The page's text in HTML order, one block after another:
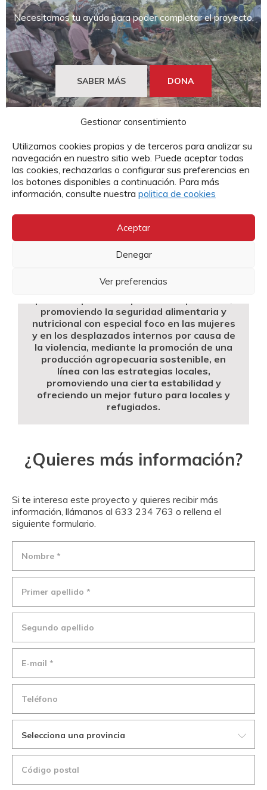
Gestionar consentimiento
Utilizamos cookies propias y de terceros para analizar su
navegación en nuestro sitio web. Puede aceptar todas
las cookies, rechazarlas o configurar sus preferencias en
los botones disponibles a continuación. Para más
información, consulte nuestra politica de cookies
Aceptar
Denegar
Ver preferencias
Necesitamos tu ayuda para poder completar el proyecto.
SABER MÁS DONA
Cáritas Española trabaja por el desarrollo
de las personas en Mozambique desde hace
años. Este trabajo se consolidó en el año
2000 en el que, tras semanas de lluvias
tremendas inundaciones que arrasaron el
país. Desde entonces, Cáritas se encuentra
promoviendo la seguridad alimentaria y
nutricional con especial foco en las mujeres
y en los desplazados internos por causa de
la violencia, mediante la promoción de una
producción agropecuaria sostenible, en
línea con las estrategias locales,
promoviendo una cierta estabilidad y
ofreciendo un mejor futuro para locales y
refugiados.
¿Quieres más información?
Si te interesa este proyecto y quieres recibir más
información, llámanos al 633 234 763 o rellena el
siguiente formulario.